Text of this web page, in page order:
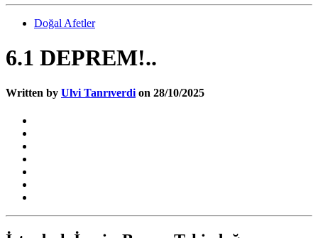
Doğal Afetler
6.1 DEPREM!..
Written by Ulvi Tanrıverdi on 28/10/2025